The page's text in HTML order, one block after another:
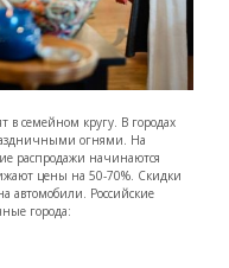
в семейном кругу. В городах
огнями. На
распродажи начинаются
цены на 50-70%. Скидки
автомобили. Российские
города: